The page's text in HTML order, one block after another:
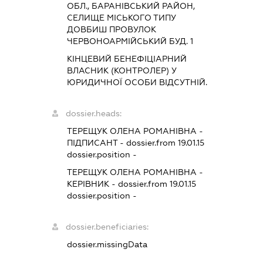
ОБЛ., БАРАНІВСЬКИЙ РАЙОН,
СЕЛИЩЕ МІСЬКОГО ТИПУ
ДОВБИШ ПРОВУЛОК
ЧЕРВОНОАРМІЙСЬКИЙ БУД. 1
КІНЦЕВИЙ БЕНЕФІЦІАРНИЙ
ВЛАСНИК (КОНТРОЛЕР) У
ЮРИДИЧНОЇ ОСОБИ ВІДСУТНІЙ.
dossier.heads:
ТЕРЕЩУК ОЛЕНА РОМАНІВНА -
ПІДПИСАНТ- dossier.from 19.01.15
dossier.position -
ТЕРЕЩУК ОЛЕНА РОМАНІВНА -
КЕРІВНИК - dossier.from 19.01.15
dossier.position -
dossier.beneficiaries:
dossier.missingData